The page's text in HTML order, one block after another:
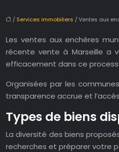
/ Services immobiliers / Ventes aux
Les ventes aux enchères
récente vente à Marseille a
efficacement dans ce
Organisées par les
transparence accrue et
Types de biens
La diversité des biens
recherches et préparer votre